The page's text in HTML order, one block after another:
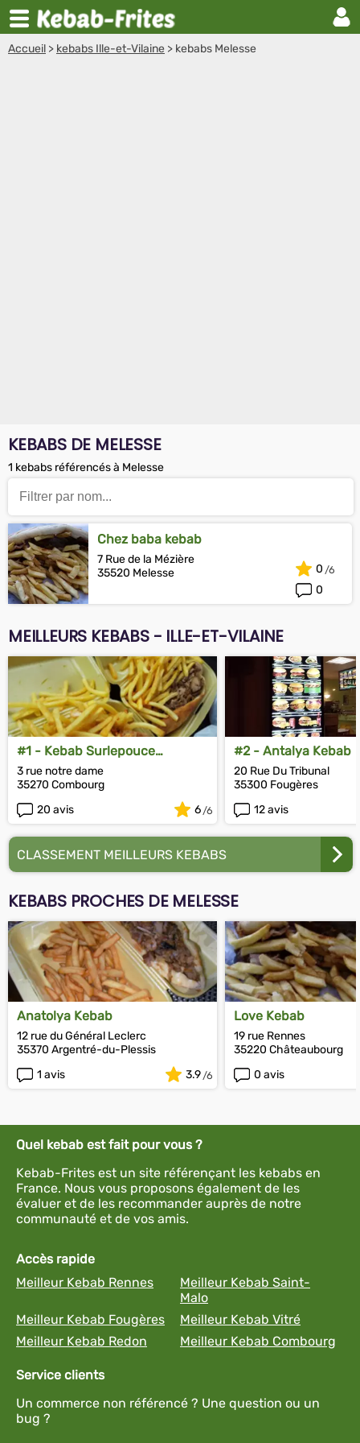
Accueil > kebabs Ille-et-Vilaine > kebabs Melesse
KEBABS DE MELESSE
1 kebabs référencés à Melesse
Chez baba kebab
7 Rue de la Mézière
35520 Melesse
0
0
MEILLEURS KEBABS - ILLE-ET-VILAINE
#1 - Kebab Surlepouce
Combourg
3 rue notre dame
35270 Combourg
20 avis
6
#2 - Antalya Kebab
20 Rue Du Tribunal
35300 Fougères
12 avis
CLASSEMENT MEILLEURS KEBABS
KEBABS PROCHES DE MELESSE
Anatolya Kebab
12 rue du Général Leclerc
35370 Argentré-du-Plessis
1 avis
3.9
Love Kebab
19 rue Rennes
35220 Châteaubourg
0 avis
Quel kebab est fait pour vous ?
Kebab-Frites est un site référençant les kebabs en
France. Nous vous proposons également de les
évaluer et de les recommander auprès de notre
communauté et de vos amis.
Accès rapide
Meilleur Kebab Rennes
Meilleur Kebab Saint-
Malo
Meilleur Kebab Fougères
Meilleur Kebab Vitré
Meilleur Kebab Redon
Meilleur Kebab Combourg
Service clients
Un commerce non référencé ? Une question ou un
bug ?